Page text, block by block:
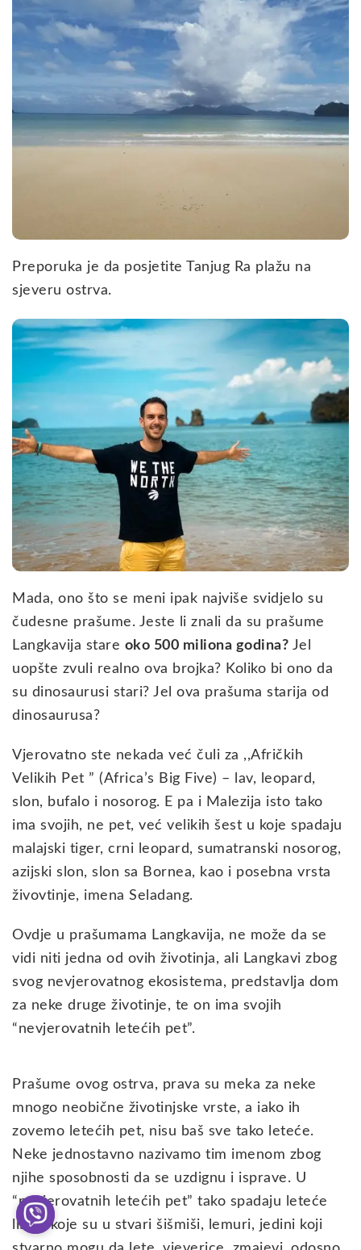
Preporuka je da posjetite Tanjug Ra plažu na
sjeveru ostrva.
Mada, ono što se meni ipak najviše svidjelo su
čudesne prašume. Jeste li znali da su prašume
Langkavija stare oko 500 miliona godina? Jel
uopšte zvuli realno ova brojka? Koliko bi ono da
su dinosaurusi stari? Jel ova prašuma starija od
dinosaurusa?
Vjerovatno ste nekada već čuli za ,,Afričkih
Velikih Pet ” (Africa’s Big Five) – lav, leopard,
slon, bufalo i nosorog. E pa i Malezija isto tako
ima svojih, ne pet, već velikih šest u koje spadaju
malajski tiger, crni leopard, sumatranski nosorog,
azijski slon, slon sa Bornea, kao i posebna vrsta
živovtinje, imena Seladang.
Ovdje u prašumama Langkavija, ne može da se
vidi niti jedna od ovih životinja, ali Langkavi zbog
svog nevjerovatnog ekosistema, predstavlja dom
za neke druge životinje, te on ima svojih
“nevjerovatnih letećih pet”.
Prašume ovog ostrva, prava su meka za neke
mnogo neobične životinjske vrste, a iako ih
zovemo letećih pet, nisu baš sve tako leteće.
Neke jednostavno nazivamo tim imenom zbog
njihe sposobnosti da se uzdignu i isprave. U
“nevjerovatnih letećih pet” tako spadaju leteće
lisice koje su u stvari šišmiši, lemuri, jedini koji